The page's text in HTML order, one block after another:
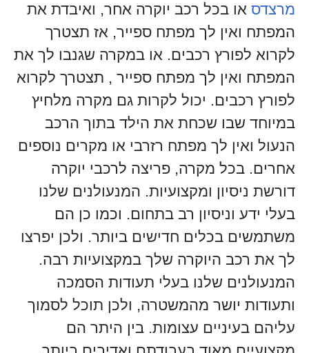
מרצדס או בכל רכב יוקרה אחר, ואיבדת את
המפתח ואין לך מפתח ספייר, אז תצטרך
לקרוא לפורץ רכבים. או במקרה שגנבו לך את
המפתח ואין לך מפתח ספייר , תצטרך לקרוא
לפורץ רכבים. יכול לקרות גם מקרה מלחיץ
במיוחד שבו שכחת את הילד בתוך הרכב
הנעול ואין לך מפתח רזרבי או מקרים נוספים
אחרים. בכל מקרה, פריצה לרכבי יוקרה
דורשת ניסיון ומקצועיות. המנעולנים שלנו
בעלי ידע וניסיון רב בתחום. וכמו כן הם
משתמשים בכלים חדישים ביותר. ולכן יפרצו
לך את רכב היוקרה שלך במקצועיות רבה.
המנעולנים שלנו בעלי תעודות הסמכה
ותעודות יושר מהמשטרה, ולכן תוכל לסמוך
עליהם בעיניים עצומות. בין היתר הם